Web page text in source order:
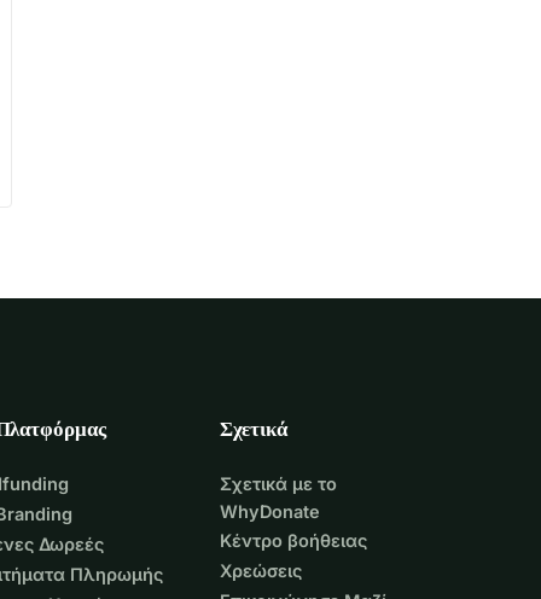
Δωρεές
Πληρωμής
Σχετικά
Σχετικά με το
WhyDonate
Κέντρο βοήθειας
Χρεώσεις